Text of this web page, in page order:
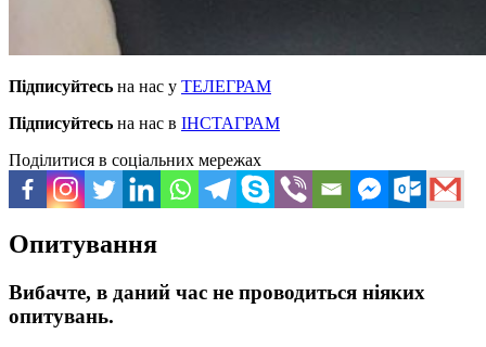
Підписуйтесь на нас у ТЕЛЕГРАМ
Підписуйтесь на нас в ІНСТАГРАМ
Поділитися в соціальних мережах
Опитування
Вибачте, в даний час не проводиться ніяких
опитувань.